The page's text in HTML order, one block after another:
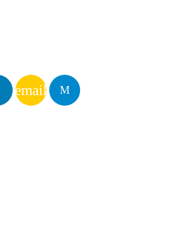
email